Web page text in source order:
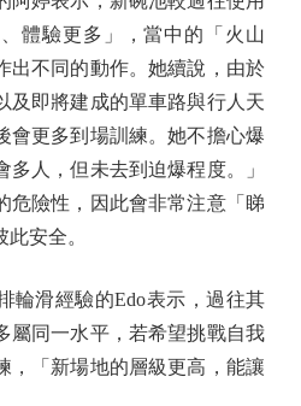
體驗更多」，當中的「火山
出不同的動作。她續說，由於
及即將建成的單車路與行人天
會更多到場訓練。她不擔心爆
人，但未去到迫爆程度。」
危險性，因此會非常注意「睇
安全。
滑經驗的Edo表示，過往其
屬同一水平，若希望挑戰自我
，「新場地的層級更高，能讓